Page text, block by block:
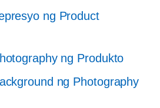
ng Product
ng Produkto
ng Photography